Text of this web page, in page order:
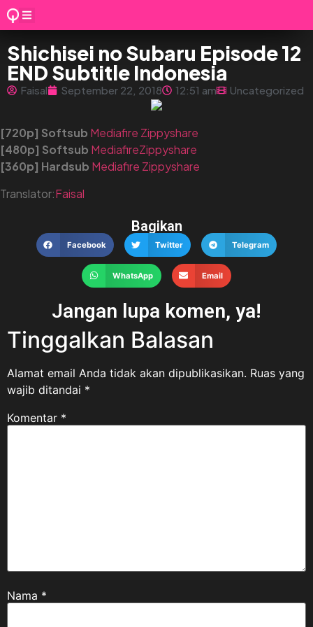
Shichisei no Subaru Episode 12
END Subtitle Indonesia
Faisal September 22, 2018 12:51 am Uncategorized
[720p] Softsub Mediafire Zippyshare
[480p] Softsub MediafireZippyshare
[360p] Hardsub Mediafire Zippyshare
Translator:Faisal
Bagikan
Facebook Twitter Telegram
WhatsApp Email
Jangan lupa komen, ya!
Tinggalkan Balasan
Alamat email Anda tidak akan dipublikasikan. Ruas yang
wajib ditandai *
Komentar *
Nama *